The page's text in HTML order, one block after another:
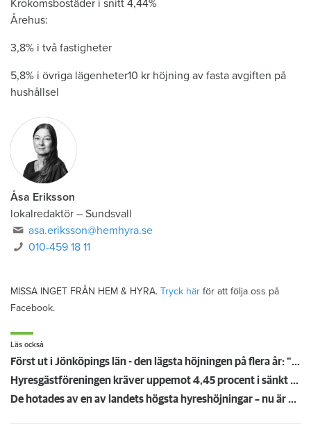
Krokomsbostäder i snitt 4,44%
Årehus:
3,8% i två fastigheter
5,8% i övriga lägenheter10 kr höjning av fasta avgiften på
hushållsel
Åsa Eriksson
lokalredaktör – Sundsvall
asa.eriksson@hemhyra.se
010-459 18 11
MISSA INGET FRÅN HEM & HYRA. Tryck här för att följa oss på
Facebook.
Läs också
Först ut i Jönköpings län - den lägsta höjningen på flera år: "Vi är på väg neråt nu"
Hyresgästföreningen kräver uppemot 4,45 procent i sänkt hyra: "Gränsen är nådd"
De hotades av en av landets högsta hyreshöjningar – nu är hyrorna klara